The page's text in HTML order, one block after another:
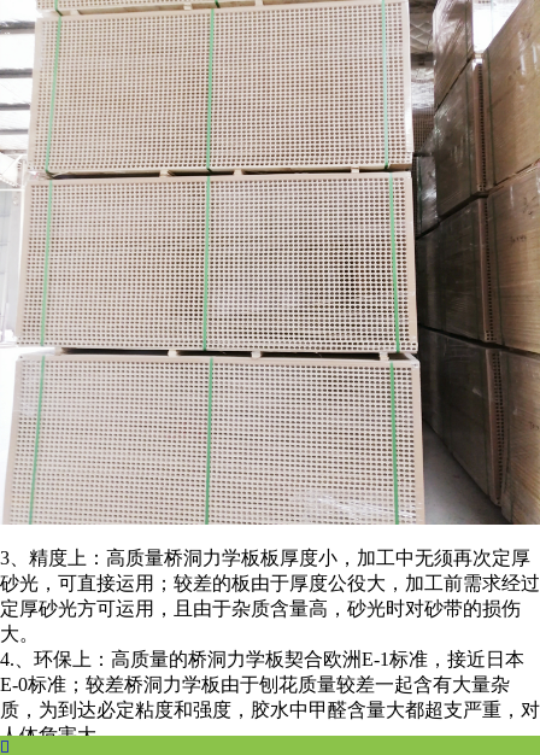
联系我们
3、精度上：高质量桥洞力学板板厚度小，加工中无须再次定厚
砂光，可直接运用；较差的板由于厚度公役大，加工前需求经过
定厚砂光方可运用，且由于杂质含量高，砂光时对砂带的损伤
大。
4.、环保上：高质量的桥洞力学板契合欧洲E-1标准，接近日本
E-0标准；较差桥洞力学板由于刨花质量较差一起含有大量杂
质，为到达必定粘度和强度，胶水中甲醛含量大都超支严重，对
人体危害大。
